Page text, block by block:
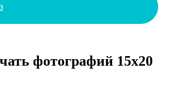
фотографий 15х20